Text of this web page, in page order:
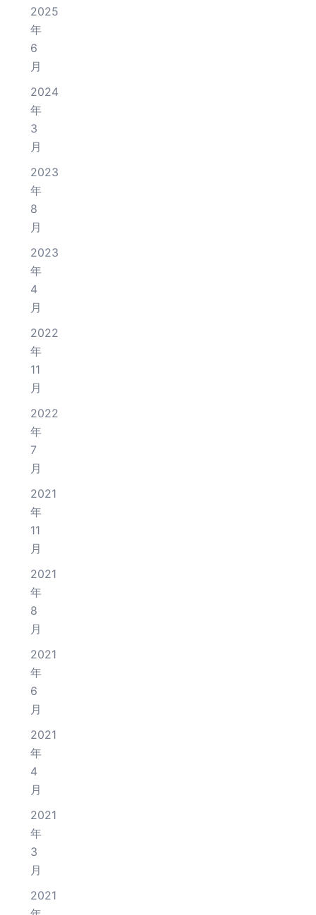
2025
年
6
月
2024
年
3
月
2023
年
8
月
2023
年
4
月
2022
年
11
月
2022
年
7
月
2021
年
11
月
2021
年
8
月
2021
年
6
月
2021
年
4
月
2021
年
3
月
2021